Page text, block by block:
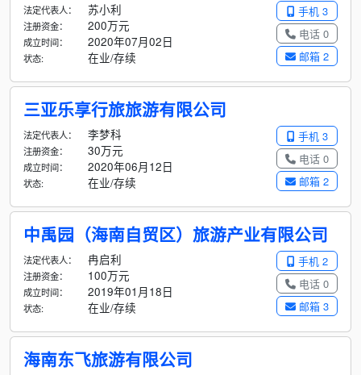
手机 3
电话 0
邮箱 2
法定代表人： 苏小利
注册资金： 200万元
成立时间： 2020年07月02日
状态: 在业/存续
三亚乐享行旅旅游有限公司
手机 3
电话 0
邮箱 2
法定代表人： 李梦科
注册资金： 30万元
成立时间： 2020年06月12日
状态: 在业/存续
中禹园（海南自贸区）旅游产业有限公司
手机 2
电话 0
邮箱 3
法定代表人： 冉启利
注册资金： 100万元
成立时间： 2019年01月18日
状态: 在业/存续
海南东飞旅游有限公司